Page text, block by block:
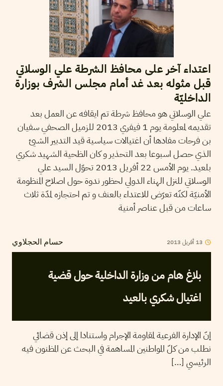
اعتداء آخر على محافظ الشرطة علي الوسلاتي
قبل مثوله بعد غد أمام مجلس الشرف بوزارة
الداخليّة
علي الوسلاتي هو محافظ شرطة تم ايقافه عن العمل بعد
تقديمه لمعلومة يوم 1 فيفري 2013 للزميل الصحفي سفيان
بن فرحات مفادها أن اغتيالات سياسية قيد التدبير الشيئ
الذي حصل اسبوعا بعد التحذير و كان الظحية الشهيد شكري
بلعيد. يوم الأمس 22 أفريل 2013 تحوّل السيد علي
الوسلاتي للنزل الهناء الدولي لحظور ندوة حول اصلاح المنظومة
الأمنيّة لكنّه تعرّض للاعتداء بالعنف و تم احتجازه لمدّة ثلاث
ساعات من قبل عناصر أمنية
حسام الحجلاوي 13 أفريل 2013
بلاغ هام من وزارة الداخلية حول قضية
اغتيال شكري بالعيد
إنّ الإدارة الفرعية لمقاومة الإجرام واستنادا إلى إذن قضائي
نطلب من كلّ المواطنين المساهمة في البحث عن المظنون فيه
الرئيسي […]